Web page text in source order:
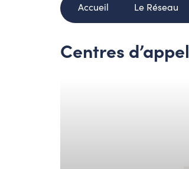
Accueil Le Réseau
Centres d’appel